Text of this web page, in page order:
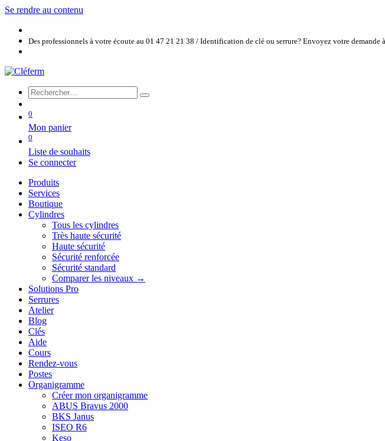
Se rendre au contenu
Des professionnels à votre écoute au 01 47 21 21 38 / Identification de clé ou serrure? Envoyez votre demande
0
Mon panier
0
Liste de souhaits
Se connecter
Produits
Services
Boutique
Cylindres
Tous les cylindres
Très haute sécurité
Haute sécurité
Sécurité renforcée
Sécurité standard
Comparer les niveaux →
Solutions Pro
Serrures
Atelier
Blog
Clés
Aide
Cours
Rendez-vous
Postes
Organigramme
Créer mon organigramme
ABUS Bravus 2000
BKS Janus
ISEO R6
Keso